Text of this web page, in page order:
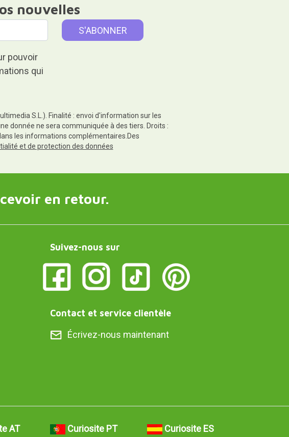
nouvelles
pouvoir
qui
S.L.). Finalité : envoi d'information sur les
donnée ne sera communiquée à des tiers. Droits :
les informations complémentaires.Des
et de protection des données
en retour.
Suivez-nous sur
Contact et service clientèle
Écrivez-nous maintenant
AT Curiosite PT Curiosite ES